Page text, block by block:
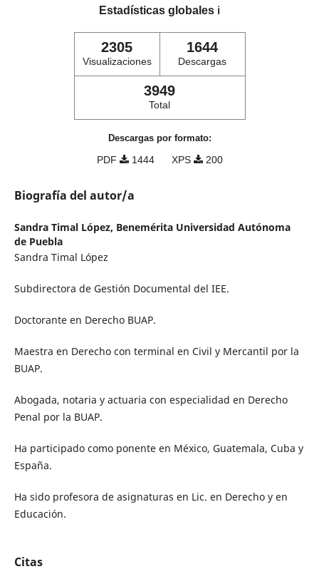
Estadísticas globales ℹ️
2305
Visualizaciones
1644
Descargas
3949
Total
Descargas por formato:
PDF 1444 XPS 200
Biografía del autor/a
Sandra Timal López, Benemérita Universidad Autónoma
de Puebla
Sandra Timal López
Subdirectora de Gestión Documental del IEE.
Doctorante en Derecho BUAP.
Maestra en Derecho con terminal en Civil y Mercantil por la
BUAP.
Abogada, notaria y actuaria con especialidad en Derecho
Penal por la BUAP.
Ha participado como ponente en México, Guatemala, Cuba y
España.
Ha sido profesora de asignaturas en Lic. en Derecho y en
Educación.
Citas